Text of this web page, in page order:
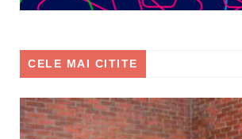
CELE MAI CITITE